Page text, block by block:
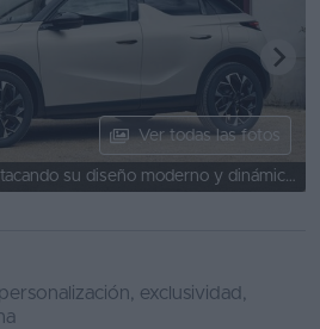
Ver todas las fotos
Vista lateral del DS 3, destacando su diseño moderno y dinámico.
exclusividad,